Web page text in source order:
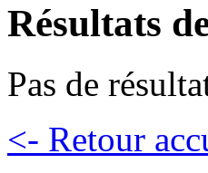
Résultats
Pas de
<- Retour